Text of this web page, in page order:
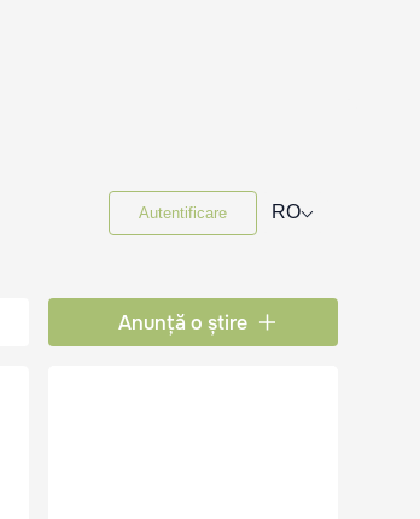
Autentificare RO⌵
Anunță o știre